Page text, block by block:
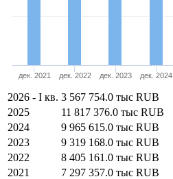
дек. 2021 дек. 2022 дек. 2023 дек. 2024
2026 - I кв. 3 567 754.0 тыс RUB
2025
11 817 376.0 тыс RUB
2024
9 965 615.0 тыс RUB
2023
9 319 168.0 тыс RUB
2022
8 405 161.0 тыс RUB
2021
7 297 357.0 тыс RUB